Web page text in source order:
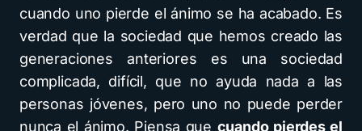
cuando uno pierde el ánimo se ha acabado. Es
verdad que la sociedad que hemos creado las
generaciones anteriores es una sociedad
complicada, difícil, que no ayuda nada a las
personas jóvenes, pero uno no puede perder
nunca el ánimo. Piensa que cuando pierdes el